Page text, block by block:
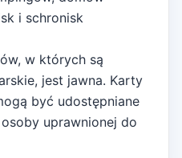
i schronisk
w których są
jest jawna. Karty
być udostępniane
uprawnionej do